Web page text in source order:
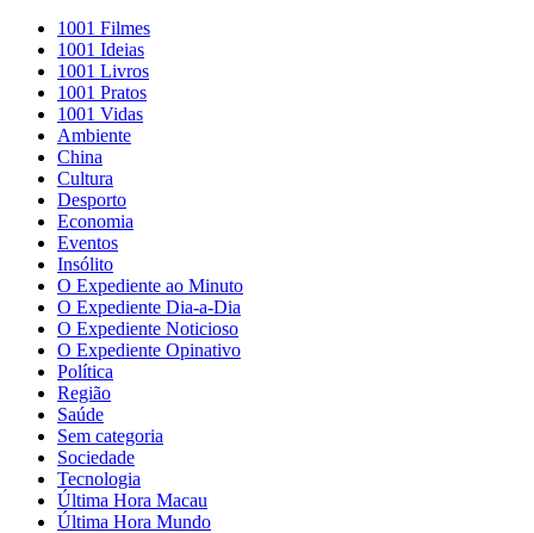
1001 Filmes
1001 Ideias
1001 Livros
1001 Pratos
1001 Vidas
Ambiente
China
Cultura
Desporto
Economia
Eventos
Insólito
O Expediente ao Minuto
O Expediente Dia-a-Dia
O Expediente Noticioso
O Expediente Opinativo
Política
Região
Saúde
Sem categoria
Sociedade
Tecnologia
Última Hora Macau
Última Hora Mundo